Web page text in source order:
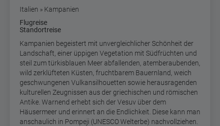
Italien » Kampanien
Flugreise
Standortreise
Kampanien begeistert mit unvergleichlicher Schönheit der
Landschaft, einer üppigen Vegetation mit Südfrüchten und
steil zum türkisblauen Meer abfallenden, atemberaubenden,
wild zerklüfteten Küsten, fruchtbarem Bauernland, weich
geschwungenen Vulkansilhouetten sowie herausragenden
kulturellen Zeugnissen aus der griechischen und römischen
Antike. Warnend erhebt sich der Vesuv über dem
Häusermeer und erinnert an die Endlichkeit. Diese kann man
anschaulich in Pompeji (UNESCO Welterbe) nachvollziehen.